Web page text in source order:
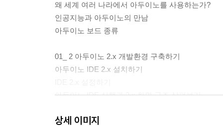
왜 세계 여러 나라에서 아두이노를 사용하는가?
인공지능과 아두이노의 만남
아두이노 보드 종류
01_ 2 아두이노 2.x 개발환경 구축하기
아두이노 IDE 2.x 설치하기
아두이노 IDE 실행과 2.x 화면 구조 살펴보기
아두이노 실행과 IDE 구조 살펴보기
상세 이미지